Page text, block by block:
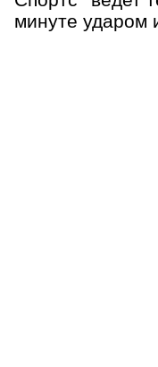
минуте ударом